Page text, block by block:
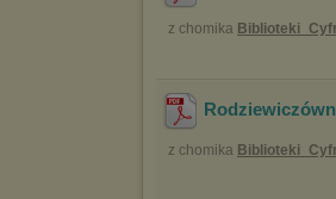
z chomika
z chomika